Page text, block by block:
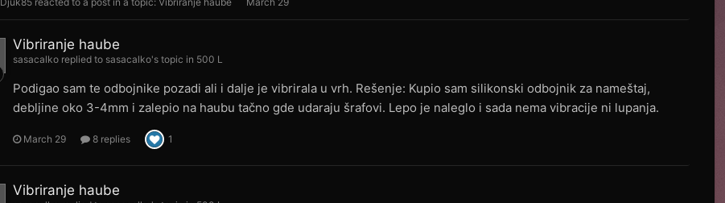
Vibriranje haube
sasacalko replied to sasacalko's topic in 500 L
Podigao sam te odbojnike pozadi ali i dalje je vibrirala u vrh. Rešenje: Kupio sam silikonski odbojnik za nameštaj,
debljine oko 3-4mm i zalepio na haubu tačno gde udaraju šrafovi. Lepo je naleglo i sada nema vibracije ni lupanja.
March 29 8 replies 1
Vibriranje haube